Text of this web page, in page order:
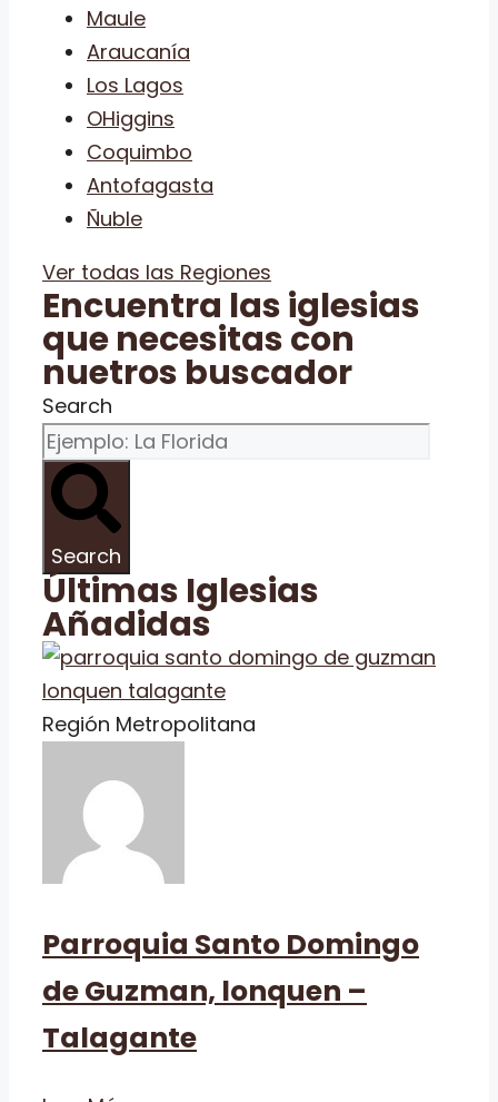
Maule
Araucanía
Los Lagos
OHiggins
Coquimbo
Antofagasta
Ñuble
Ver todas las Regiones
Encuentra las iglesias
que necesitas con
nuetros buscador
Search
Search
Últimas Iglesias
Añadidas
Región Metropolitana
Parroquia Santo Domingo
de Guzman, lonquen –
Talagante